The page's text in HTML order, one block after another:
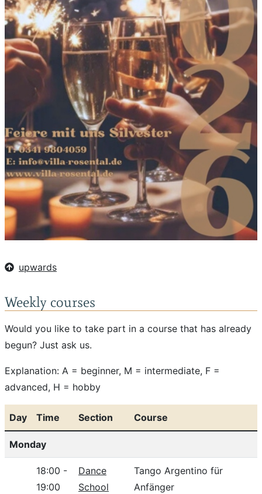
upwards
Weekly courses
Would you like to take part in a course that has already
begun? Just ask us.
Explanation: A = beginner, M = intermediate, F =
advanced, H = hobby
Day Time Section Course
Monday
18:00 -
19:00
Dance
School
Tango Argentino für
Anfänger